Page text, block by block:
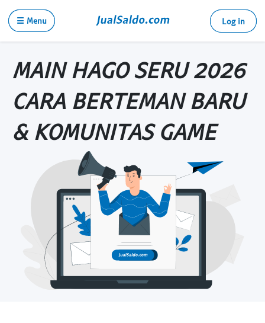
☰ Menu Log in
MAIN HAGO SERU 2026
CARA BERTEMAN BARU
& KOMUNITAS GAME